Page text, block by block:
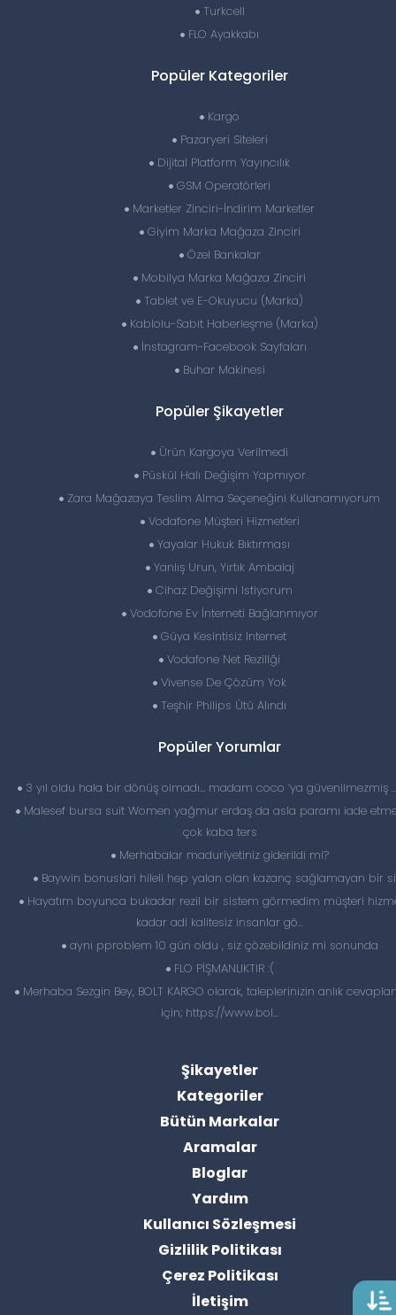
Turkcell
FLO Ayakkabı
Popüler Kategoriler
Kargo
Pazaryeri Siteleri
Dijital Platform Yayıncılık
GSM Operatörleri
Marketler Zinciri-İndirim Marketler
Giyim Marka Mağaza Zinciri
Özel Bankalar
Mobilya Marka Mağaza Zinciri
Tablet ve E-Okuyucu (Marka)
Kablolu-Sabit Haberleşme (Marka)
İnstagram-Facebook Sayfaları
Buhar Makinesi
Popüler Şikayetler
Ürün Kargoya Verilmedi
Püskül Halı Değişim Yapmıyor
Zara Mağazaya Teslim Alma Seçeneğini Kullanamıyorum
Vodafone Müşteri Hizmetleri
Yayalar Hukuk Bıktırması
Yanlış Urun, Yırtık Ambalaj
Cihaz Değişimi Istiyorum
Vodofone Ev İnterneti Bağlanmıyor
Güya Kesintisiz Internet
Vodafone Net Rezillği
Vivense De Çözüm Yok
Teşhir Philips Ütü Alındı
Popüler Yorumlar
3 yıl oldu hala bir dönüş olmadı… madam coco ‘ya güvenilmezmiş
Malesef bursa suit Women yağmur erdaş da asla paramı iade
çok kaba ters
Merhabalar maduriyetiniz giderildi mi?
Baywin bonuslari hileli hep yalan olan kazanç sağlamayan bir
Hayatım boyunca bukadar rezil bir sistem görmedim müşteri
kadar adi kalitesiz insanlar gö...
aynı pproblem 10 gün oldu , siz çözebildiniz mi sonunda
FLO PİŞMANLIKTIR :(
Merhaba Sezgin Bey, BOLT KARGO olarak, taleplerinizin anlık
için; https://www.bol...
Şikayetler
Kategoriler
Bütün Markalar
Aramalar
Bloglar
Yardım
Kullanıcı Sözleşmesi
Gizlilik Politikası
Çerez Politikası
İletişim